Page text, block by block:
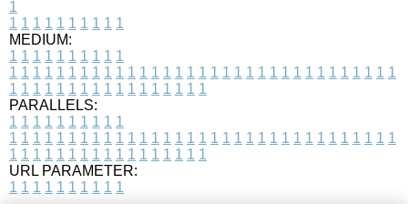
1
1 1 1 1 1 1 1 1 1 1
MEDIUM:
1 1 1 1 1 1 1 1 1 1
1 1 1 1 1 1 1 1 1 1 1 1 1 1 1 1 1 1 1 1 1 1 1 1 1 1 1 1 1 1 1 1 1
1 1 1 1 1 1 1 1 1 1 1 1 1 1 1 1 1
PARALLELS:
1 1 1 1 1 1 1 1 1 1
1 1 1 1 1 1 1 1 1 1 1 1 1 1 1 1 1 1 1 1 1 1 1 1 1 1 1 1 1 1 1 1 1
1 1 1 1 1 1 1 1 1 1 1 1 1 1 1 1 1
URL PARAMETER:
1 1 1 1 1 1 1 1 1 1